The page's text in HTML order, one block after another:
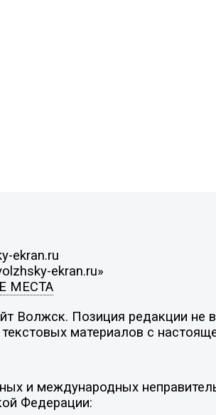
ekran.ru
ekran.ru»
МЕСТА
Волжск. Позиция редакции не
материалов с
и международных
Федерации: